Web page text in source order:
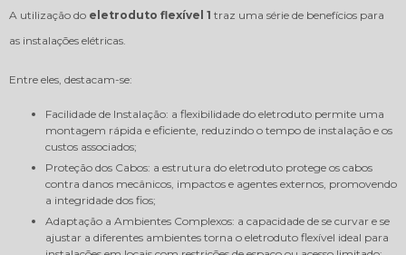
A utilização do eletroduto flexível 1 traz uma série de benefícios para
as instalações elétricas.
Entre eles, destacam-se:
Facilidade de Instalação: a flexibilidade do eletroduto permite uma
montagem rápida e eficiente, reduzindo o tempo de instalação e os
custos associados;
Proteção dos Cabos: a estrutura do eletroduto protege os cabos
contra danos mecânicos, impactos e agentes externos, promovendo
a integridade dos fios;
Adaptação a Ambientes Complexos: a capacidade de se curvar e se
ajustar a diferentes ambientes torna o eletroduto flexível ideal para